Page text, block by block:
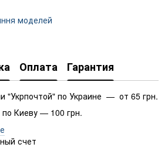
моделей
Оплата Гарантия
"Укрпочтой" по Украине — от 65 грн.
Киеву — 100 грн.
счет